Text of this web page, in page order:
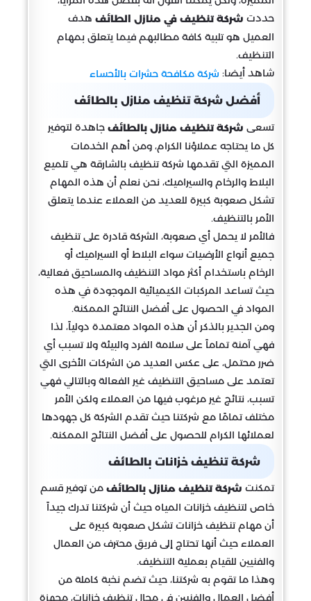
حددت شركة تنظيف في منازل الطائف هدف
العميل هو تلبية كافة مطالبهم فيما يتعلق بمهام
التنظيف.
شاهد أيضا: شركة مكافحة حشرات بالأحساء
أفضل شركة تنظيف منازل بالطائف
تسعى شركة تنظيف منازل بالطائف جاهدة لتوفير
كل ما يحتاجه عملاؤنا الكرام، ومن أهم الخدمات
المميزة التي تقدمها شركة تنظيف بالشارقة هي تلميع
البلاط والرخام والسيراميك، نحن نعلم أن هذه المهام
تشكل صعوبة كبيرة للعديد من العملاء عندما يتعلق
الأمر بالتنظيف.
فالأمر لا يحمل أي صعوبة، الشركة قادرة على تنظيف
جميع أنواع الأرضيات سواء البلاط أو السيراميك أو
الرخام باستخدام أكثر مواد التنظيف والمساحيق فعالية،
حيث تساعد المركبات الكيميائية الموجودة في هذه
المواد في الحصول على أفضل النتائج الممكنة.
ومن الجدير بالذكر أن هذه المواد معتمدة دولياً، لذا
فهي آمنة تماماً على سلامة الفرد والبيئة ولا تسبب أي
ضرر محتمل، على عكس العديد من الشركات الأخرى التي
تعتمد على مساحيق التنظيف غير الفعالة وبالتالي فهي
تسبب، نتائج غير مرغوب فيها من العملاء ولكن الأمر
مختلف تمامًا مع شركتنا حيث تقدم الشركة كل جهودها
لعملائها الكرام للحصول على أفضل النتائج الممكنة.
شركة تنظيف خزانات بالطائف
تمكنت شركة تنظيف منازل بالطائف من توفير قسم
خاص لتنظيف خزانات المياه حيث أن شركتنا تدرك جيداً
أن مهام تنظيف خزانات تشكل صعوبة كبيرة على
العملاء حيث أنها تحتاج إلى فريق محترف من العمال
والفنيين للقيام بعملية التنظيف.
وهذا ما تقوم به شركتنا، حيث تضم نخبة كاملة من
أفضل العمال والفنيين في مجال تنظيف خزانات، مجهزة